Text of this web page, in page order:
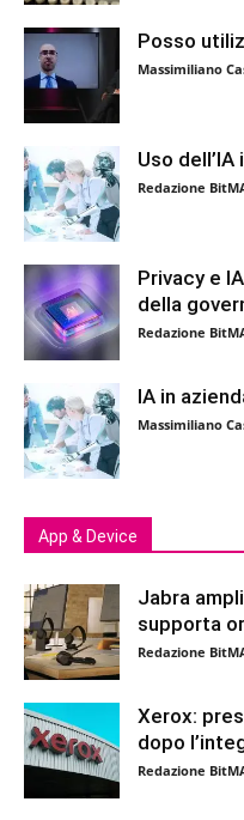
Posso
Massimiliano
Uso
Redazione
Privacy e
della
Redazione
IA in
Massimiliano
App & Device
Jabra
supporta
Redazione
Xerox:
dopo
Redazione